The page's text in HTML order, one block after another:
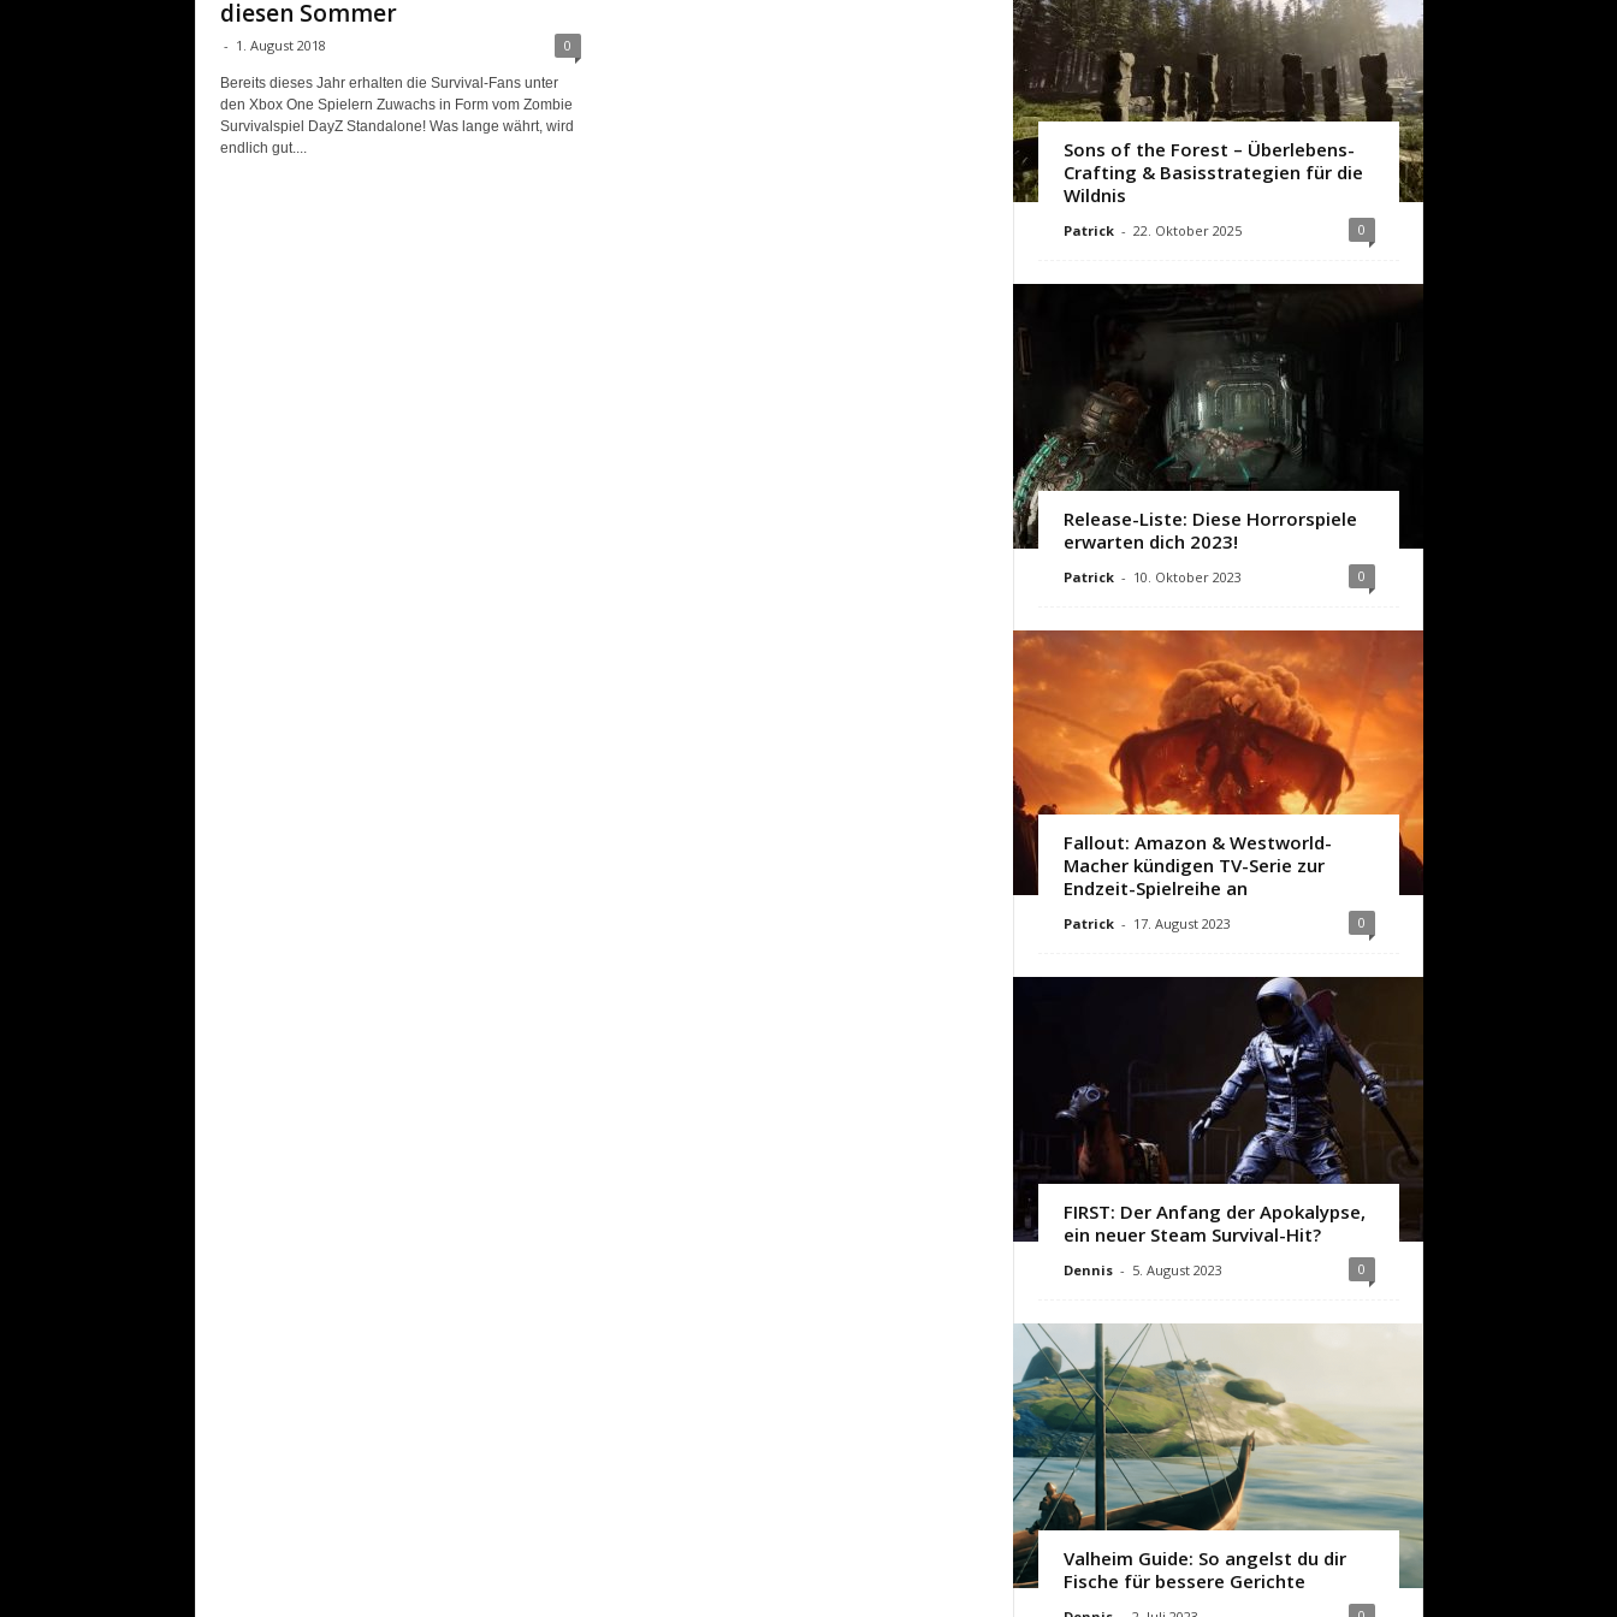
diesen Sommer
- 1. August 2018 0
Bereits dieses Jahr erhalten die Survival-Fans unter
den Xbox One Spielern Zuwachs in Form vom Zombie
Survivalspiel DayZ Standalone! Was lange währt, wird
endlich gut....
Sons of the Forest – Überlebens-
Crafting & Basisstrategien für die
Wildnis
Patrick - 22. Oktober 2025 0
Release-Liste: Diese Horrorspiele
erwarten dich 2023!
Patrick - 10. Oktober 2023 0
Fallout: Amazon & Westworld-
Macher kündigen TV-Serie zur
Endzeit-Spielreihe an
Patrick - 17. August 2023 0
FIRST: Der Anfang der Apokalypse,
ein neuer Steam Survival-Hit?
Dennis - 5. August 2023 0
Valheim Guide: So angelst du dir
Fische für bessere Gerichte